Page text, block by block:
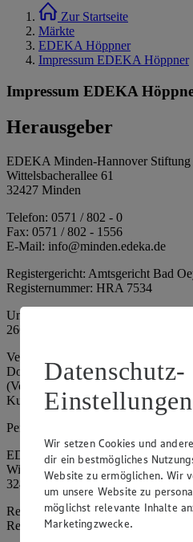
Zur Startseite
Märkte
EDEKA Höppner
Impressum EDEKA Höppner
Impressum EDEKA
Herausgeber
EDEKA Minden-Hannover
Wittelsbacherallee 61
32427 Minden
Telefon: 0571 / 802 - 0
Fax: 0571 / 802 - 1556
E-Mail: info@minden.edeka.de
Registergericht: Amtsgericht Bad
Registernummer: HRA 7534
Umsatzsteuer-
266067317
Vertretungsberechtigte: Mark
Dominique Klingsiek
(Vorstandsmitglied), Stephan
Kuhlmann (Aufsichtsratsvorsitzender)
Persönlich haftende Gesellschafterin:
EDEKA Minden-Hannover
Wittelsbacherallee 61
32427 Minden
Registergericht: Amtsgericht Bad
Registernummer: HRB 4086
Datenschutz-
Einstellungen
Wir setzen Cookies und
dir ein bestmögliches
Website zu ermöglichen. Wir
um unsere Website zu
möglichst relevante Inhalte
Marketingzwecke.